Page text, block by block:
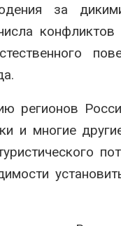
за
регионов
и многие